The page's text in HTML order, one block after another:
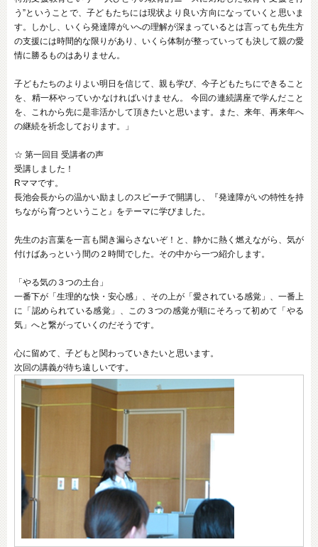
う”ということで、子どもたちには現状より良い方向になっていくと思いま
す。しかし、いくら発達障がいへの理解が深まっているとは言っても先生方
の支援には時間的な限りがあり、いくら体制が整っていっても決して親の愛
情に勝るものはありません。
子どもたちのよりよい明日を信じて、親も学び、今子どもたちにできること
を、精一杯やっていかなければいけません。 今回の連続講座で学んだこと
を、これから先に是非活かして頂きたいと思います。また、来年、再来年へ
の継続を祈念しております。」
☆ 第一回目 受講者の声
受講しました！
Rママです。
長池会長からの温かい励ましのスピーチで開講し、『発達障がいの特性を持
ちながら育つということ』をテーマに学びました。
先生のお言葉を一言も聞き漏らさないぞ！と、静かに熱く燃えながら、気が
付けばあっという間の２時間でした。その中から一つ紹介します。
「やる気の３つの土台」
一番下が「生理的な快・安心感」、その上が「愛されている感覚」、一番上
に「認められている感覚」、この３つの感覚が順にそろって初めて「やる
気」へと繋がっていくのだそうです。
心に留めて、子どもと関わっていきたいと思います。
次回の講義が待ち遠しいです。